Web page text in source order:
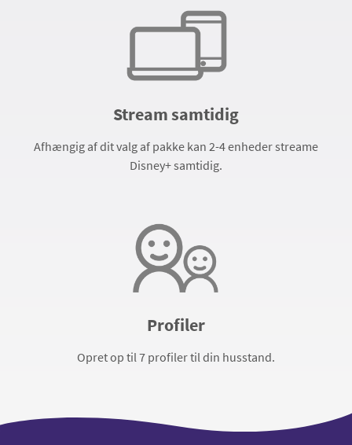
Stream samtidig
Afhængig af dit valg af pakke kan 2-4 enheder streame
Disney+ samtidig.
Profiler
Opret op til 7 profiler til din husstand.